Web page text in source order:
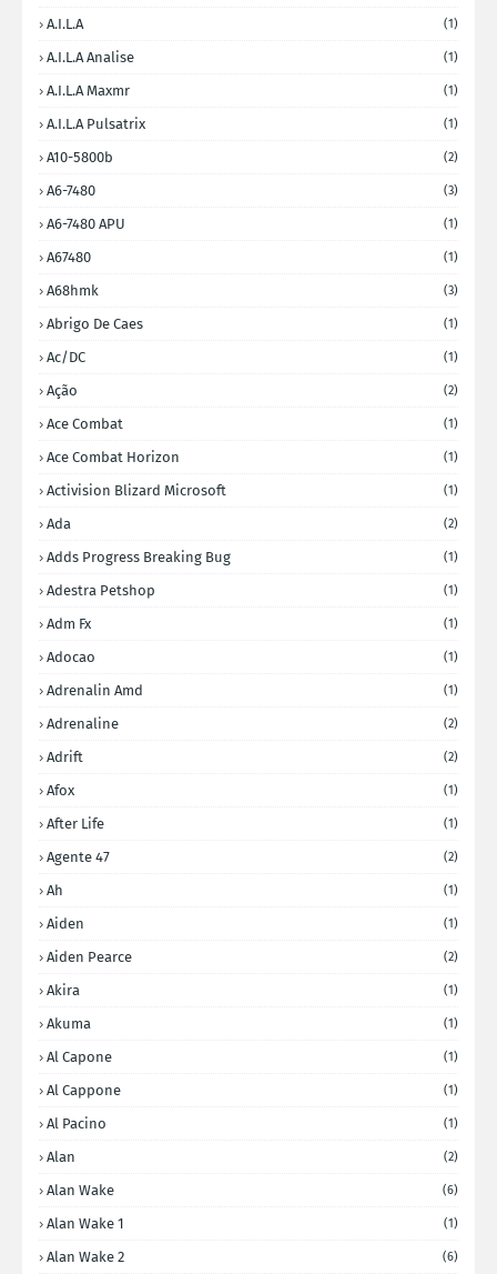
A.I.L.A (1)
A.I.L.A Analise (1)
A.I.L.A Maxmr (1)
A.I.L.A Pulsatrix (1)
A10-5800b (2)
A6-7480 (3)
A6-7480 APU (1)
A67480 (1)
A68hmk (3)
Abrigo De Caes (1)
Ac/DC (1)
Ação (2)
Ace Combat (1)
Ace Combat Horizon (1)
Activision Blizard Microsoft (1)
Ada (2)
Adds Progress Breaking Bug (1)
Adestra Petshop (1)
Adm Fx (1)
Adocao (1)
Adrenalin Amd (1)
Adrenaline (2)
Adrift (2)
Afox (1)
After Life (1)
Agente 47 (2)
Ah (1)
Aiden (1)
Aiden Pearce (2)
Akira (1)
Akuma (1)
Al Capone (1)
Al Cappone (1)
Al Pacino (1)
Alan (2)
Alan Wake (6)
Alan Wake 1 (1)
Alan Wake 2 (6)